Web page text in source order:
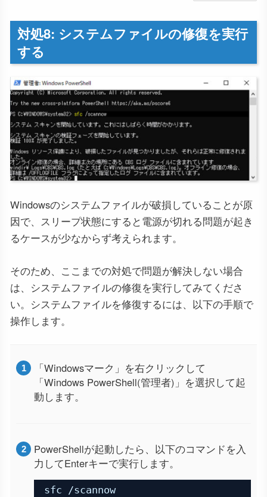
対処8: システムファイルの修復を実行
する
Windowsのシステムファイルが破損していることが原
因で、スリープ状態にすると電源が切れる問題が起き
るケースが少なからず考えられます。
そのため、ここまでの対処で問題が解決しない場合
は、システムファイルの修復を実行してみてくださ
い。システムファイルを修復するには、以下の手順で
操作します。
「Windowsマーク」を右クリックして
「Windows PowerShell(管理者)」を選択して起
動します。
PowerShellが起動したら、以下のコマンドを入
力してEnterキーで実行します。
sfc /scannow